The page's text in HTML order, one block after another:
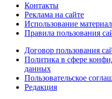
Контакты
Реклама на сайте
Использование
Правила пользования
Договор пользования
Политика в сфере
данных
Пользовательское
Редакция